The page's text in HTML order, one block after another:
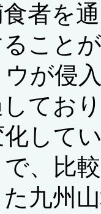
者を
こと
が侵
てお
して
、比
九州